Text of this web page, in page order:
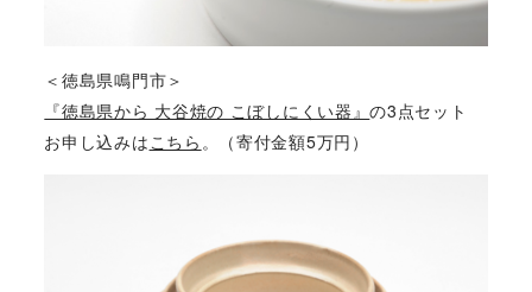
＜徳島県鳴門市＞
『徳島県から 大谷焼の こぼしにくい器』の3点セット
お申し込みは こちら 。（寄付金額5万円）